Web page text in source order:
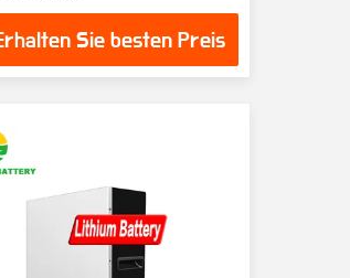
Sie besten Preis